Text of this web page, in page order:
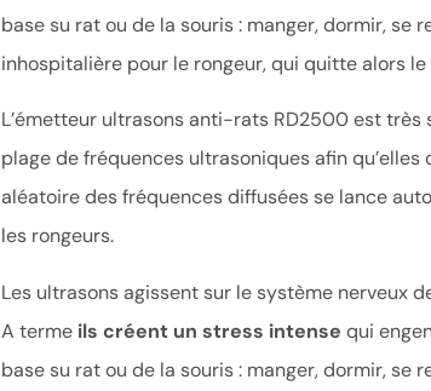
base su rat ou de la souris : manger, dormir, se
inhospitalière pour le rongeur, qui quitte alors le
L’émetteur ultrasons anti-rats RD2500 est
plage de fréquences ultrasoniques afin
aléatoire des fréquences diffusées se lance
les rongeurs.
Les ultrasons agissent sur le système nerveux
A terme ils créent un stress intense qui
base su rat ou de la souris : manger, dormir, se